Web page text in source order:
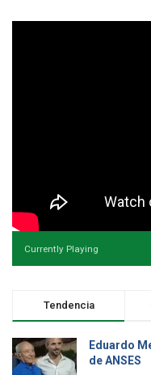
Currently Playing
Tendencia
Eduardo
de ANSES